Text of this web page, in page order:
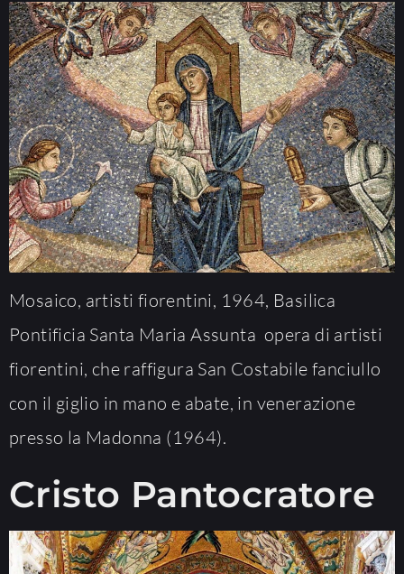
Mosaico, artisti fiorentini, 1964, Basilica
Pontificia Santa Maria Assunta opera di artisti
fiorentini, che raffigura San Costabile fanciullo
con il giglio in mano e abate, in venerazione
presso la Madonna (1964).
Cristo Pantocratore